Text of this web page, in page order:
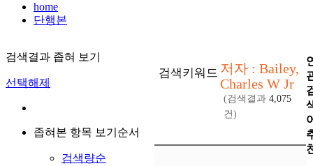
home
단행본
검색결과 좁혀 보기
선택해제
좁혀본 항목 보기순서
검색량순
검색키워드 저자 : Bailey,
Charles W Jr
(검색결과 4,075
건)